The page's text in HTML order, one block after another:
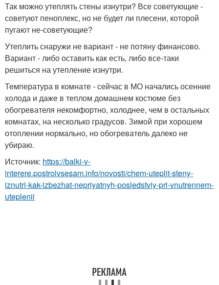
Так можно утеплять стены изнутри? Все советующие -
советуют пеноплекс, но не будет ли плесени, которой
пугают не-советующие?
Утеплить снаружи не вариант - не потяну финансово.
Вариант - либо оставить как есть, либо все-таки
решиться на утепление изнутри.
Температура в комнате - сейчас в МО начались осенние
холода и даже в теплом домашнем костюме без
обогревателя некомфортно, холоднее, чем в остальных
комнатах, на несколько градусов. Зимой при хорошем
отоплении нормально, но обогреватель далеко не
убираю.
Источник: https://balki-v-
interere.postroivsesam.info/novosti/chem-uteplit-steny-
iznutri-kak-izbezhat-nepriyatnyh-posledstviy-pri-vnutrennem-
uteplenii